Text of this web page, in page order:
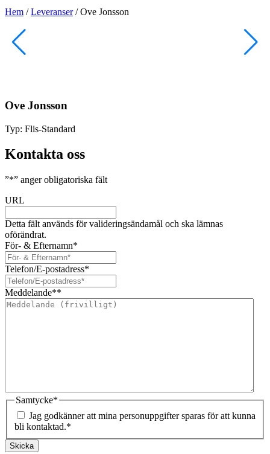
Hem /Leveranser/Ove Jonsson
Ove Jonsson
Typ: Flis-Standard
Kontakta oss
”*” anger obligatoriska fält
URL
Detta fält används för valideringsändamål och ska lämnas
oförändrat.
För- & Efternamn*
Telefon/E-postadress*
Meddelande**
Samtycke*
Jag godkänner att mina personuppgifter sparas för att kunna
bli kontaktad.*
Skicka